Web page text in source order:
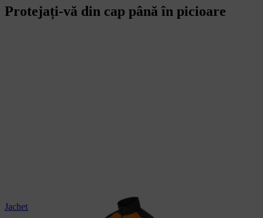
Protejați-vă din cap până în picioare
Jachetă rezistentă la intemperii STIHL